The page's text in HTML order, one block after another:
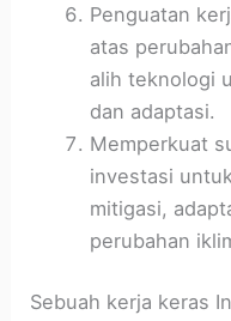
Penguatan
atas
alih teknologi
dan adaptasi.
Memperkuat
investasi
mitigasi,
perubahan
Sebuah kerja keras